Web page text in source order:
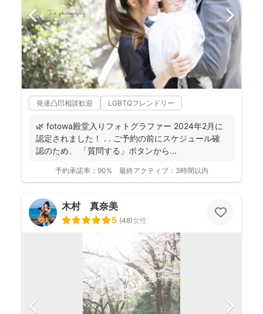
発達凸凹相談歓迎 LGBTQフレンドリー
🌿 fotowa殿堂入りフォトグラファー 2024年2月に
認定されました！ . . ご予約の前にスケジュール確
認のため、 「質問する」ボタンから...
予約承諾率： 90% 最終アクティブ： 3時間以内
木村 真奈美
5 (48)女性